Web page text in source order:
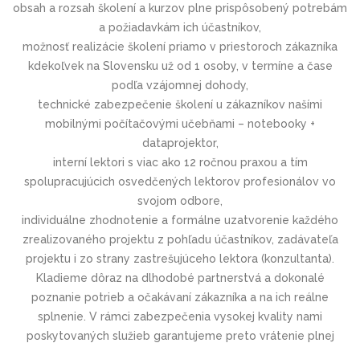
obsah a rozsah školení a kurzov plne prispôsobený potrebám
a požiadavkám ich účastníkov,
možnosť realizácie školení priamo v priestoroch zákazníka
kdekoľvek na Slovensku už od 1 osoby, v termíne a čase
podľa vzájomnej dohody,
technické zabezpečenie školení u zákazníkov našími
mobilnými počítačovými učebňami – notebooky +
dataprojektor,
interní lektori s viac ako 12 ročnou praxou a tím
spolupracujúcich osvedčených lektorov profesionálov vo
svojom odbore,
individuálne zhodnotenie a formálne uzatvorenie každého
zrealizovaného projektu z pohľadu účastníkov, zadávateľa
projektu i zo strany zastrešujúceho lektora (konzultanta).
Kladieme dôraz na dlhodobé partnerstvá a dokonalé
poznanie potrieb a očakávaní zákazníka a na ich reálne
splnenie. V rámci zabezpečenia vysokej kvality nami
poskytovaných služieb garantujeme preto vrátenie plnej